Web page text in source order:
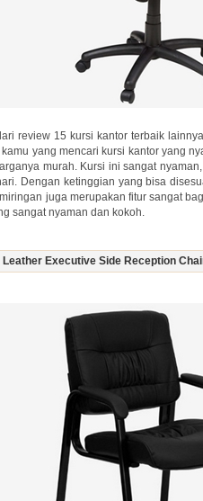
review 15 kursi kantor terbaik
yang mencari kursi kantor yang
murah. Kursi ini sangat
Dengan ketinggian yang bisa
juga merupakan fitur sangat
sangat nyaman dan kokoh.
Executive Side Reception